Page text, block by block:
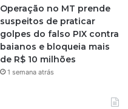
Operação no MT prende
suspeitos de praticar
golpes do falso PIX contra
baianos e bloqueia mais
de R$ 10 milhões
1 semana atrás